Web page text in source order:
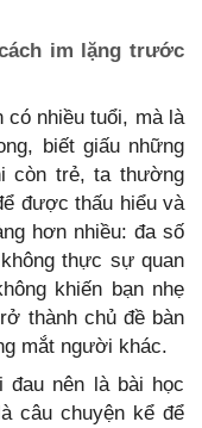
im lặng trước
có nhiều tuổi, mà là
biết giấu những
còn trẻ, ta thường
được thấu hiểu và
hơn nhiều: đa số
thực sự quan
khiến bạn nhẹ
thành chủ đề bàn
mắt người khác.
đau nên là bài học
câu chuyện kể để